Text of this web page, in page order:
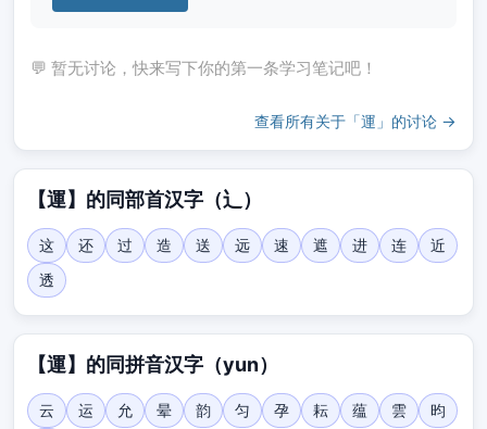
💬 暂无讨论，快来写下你的第一条学习笔记吧！
查看所有关于「運」的讨论 →
【運】的同部首汉字（辶）
这 还 过 造 送 远 速 遮 进 连
近
透
【運】的同拼音汉字（yun）
云 运 允 晕 韵 匀 孕 耘 蕴 雲
昀